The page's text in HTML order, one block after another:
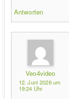
Antworten
Veo4video
12. Juni 2026 um
19:24 Uhr